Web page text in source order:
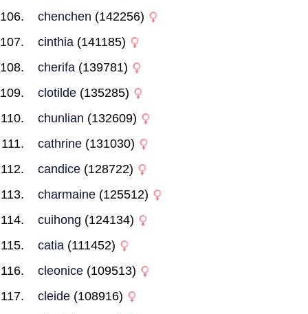
chenchen (142256)
cinthia (141185)
cherifa (139781)
clotilde (135285)
chunlian (132609)
cathrine (131030)
candice (128722)
charmaine (125512)
cuihong (124134)
catia (111452)
cleonice (109513)
cleide (108916)